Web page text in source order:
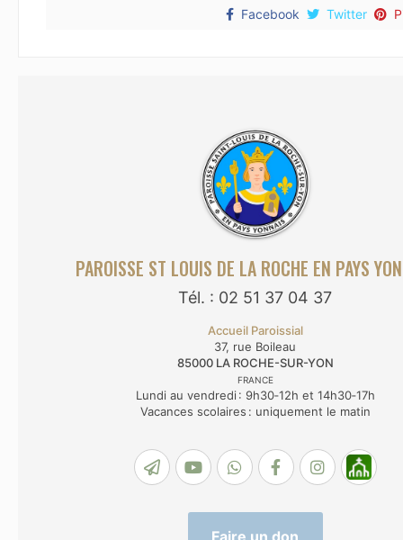
PAROISSE ST LOUIS DE LA ROCHE EN PAYS
Tél. : 02 51 37 04 37
Accueil Paroissial
37, rue Boileau
85000 LA ROCHE-SUR-YON
FRANCE
Lundi au vendredi : 9h30‑12h et 14h30‑17h
Vacances scolaires : uniquement le matin
Faire un don
Facebook Twitter